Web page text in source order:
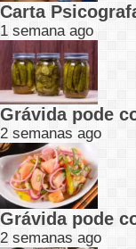
Carta
1 semana ago
Grávida pode
2 semanas ago
Grávida pode
2 semanas ago